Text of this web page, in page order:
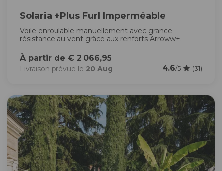
Solaria +Plus Furl Imperméable
Voile enroulable manuellement avec grande
résistance au vent grâce aux renforts Arroww+.
À partir de € 2 066,95
Livraison prévue le 20 Aug 4.6/5 (31)